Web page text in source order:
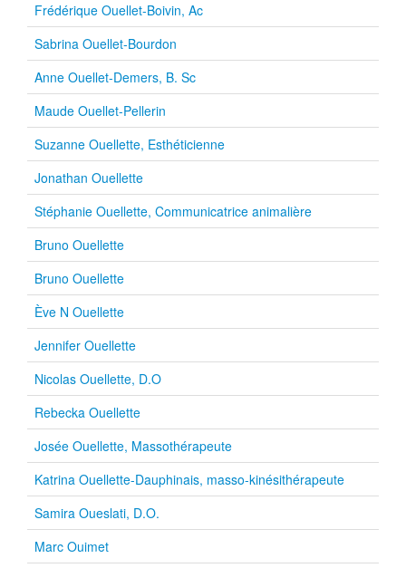
Frédérique Ouellet-Boivin, Ac
Sabrina Ouellet-Bourdon
Anne Ouellet-Demers, B. Sc
Maude Ouellet-Pellerin
Suzanne Ouellette, Esthéticienne
Jonathan Ouellette
Stéphanie Ouellette, Communicatrice animalière
Bruno Ouellette
Bruno Ouellette
Ève N Ouellette
Jennifer Ouellette
Nicolas Ouellette, D.O
Rebecka Ouellette
Josée Ouellette, Massothérapeute
Katrina Ouellette-Dauphinais, masso-kinésithérapeute
Samira Oueslati, D.O.
Marc Ouimet